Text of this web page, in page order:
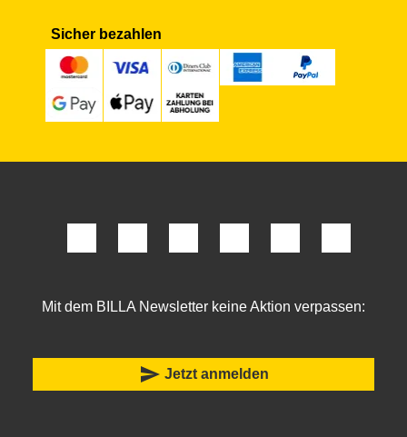
Sicher bezahlen
Mit dem BILLA Newsletter keine Aktion verpassen:
send Jetzt anmelden